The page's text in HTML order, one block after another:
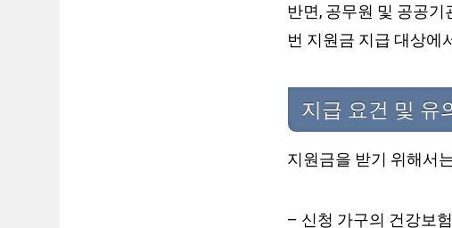
반면, 공무원 및 공공
번 지원금 지급 대상에
지급 요건 및 유
지원금을 받기 위해서
– 신청 가구의 건강보